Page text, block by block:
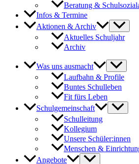
Beratung &
Infos & Termine
Aktionen & Archiv
Aktuelles Schuljahr
Archiv
Was uns ausmacht
Laufbahn & Profile
Buntes Schulleben
Fit fürs Leben
Schulgemeinschaft
Schulleitung
Kollegium
Unsere Schüler:innen
Menschen &
Angebote